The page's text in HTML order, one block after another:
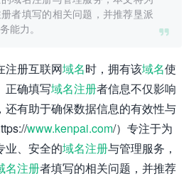

者填写的相关问题，并推荐垦派
能力。
注册互联网域名时，拥有该域名使
正确填写域名注册者信息不仅影响
还有助于确保数据信息的有效性与
www.kenpai.com/）专注于为
业、安全的域名注册与管理服务，
名注册者填写的相关问题，并推荐